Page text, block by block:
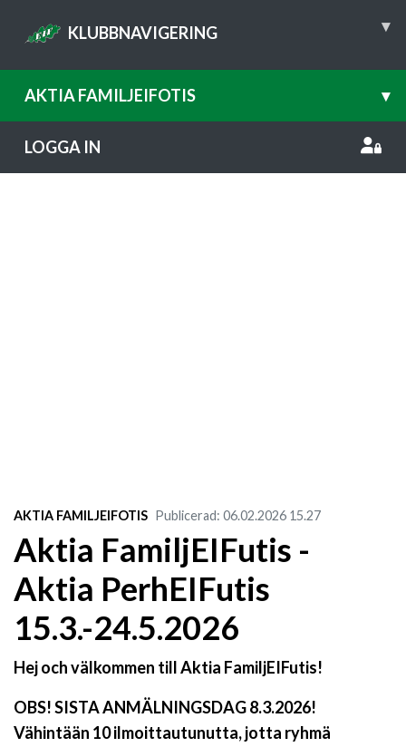
KLUBBNAVIGERING ▾
AKTIA FAMILJEIFOTIS ▾
LOGGA IN
AKTIA FAMILJEIFOTIS Publicerad: 06.02.2026 15.27
Aktia FamiljEIFutis -
Aktia PerhEIFutis
15.3.-24.5.2026
Hej och välkommen till Aktia FamiljEIFutis!
OBS! SISTA ANMÄLNINGSDAG 8.3.2026!
Vähintään 10 ilmoittautunutta, jotta ryhmä